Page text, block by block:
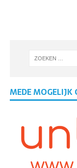
MEDE MOGELIJK